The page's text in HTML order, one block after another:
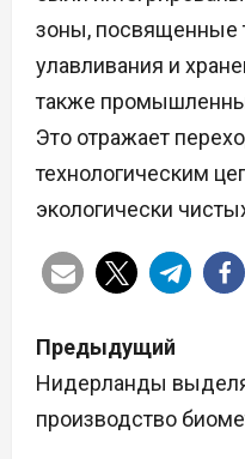
зоны, посвященные
улавливания и
также
Это отражает
технологическим
экологически
Н
а
в
Предыдущий
Нидерланды
производство